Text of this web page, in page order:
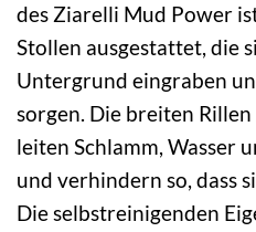
des Ziarelli Mud Power
Stollen ausgestattet, die
Untergrund eingraben
sorgen. Die breiten
leiten Schlamm, Wasser
und verhindern so, dass
Die selbstreinigenden